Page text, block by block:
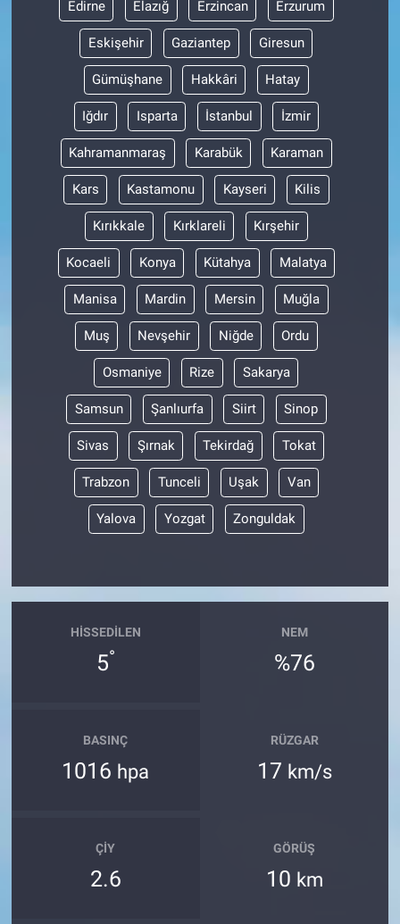
Edirne Elazığ Erzincan Erzurum
Eskişehir Gaziantep Giresun
Gümüşhane Hakkâri Hatay
Iğdır Isparta İstanbul İzmir
Kahramanmaraş Karabük Karaman
Kars Kastamonu Kayseri Kilis
Kırıkkale Kırklareli Kırşehir
Kocaeli Konya Kütahya Malatya
Manisa Mardin Mersin Muğla
Muş Nevşehir Niğde Ordu
Osmaniye Rize Sakarya
Samsun Şanlıurfa Siirt Sinop
Sivas Şırnak Tekirdağ Tokat
Trabzon Tunceli Uşak Van
Yalova Yozgat Zonguldak
HISSEDILEN
5°
NEM
%76
BASINÇ
1016 hpa
RÜZGAR
17 km/s
ÇIY
2.6
GÖRÜŞ
10 km